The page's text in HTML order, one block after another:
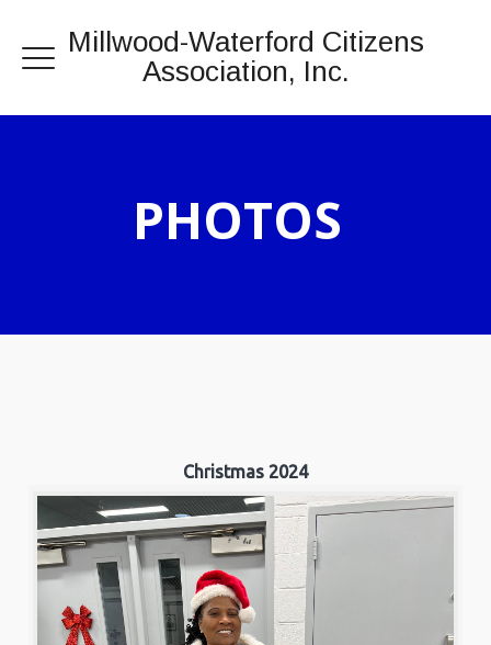
Millwood-Waterford Citizens
Association, Inc.
PHOTOS
Christmas 2024